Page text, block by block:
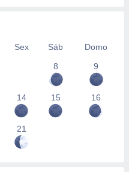
Sex Sáb
Domo
8
9
14 15 16
21